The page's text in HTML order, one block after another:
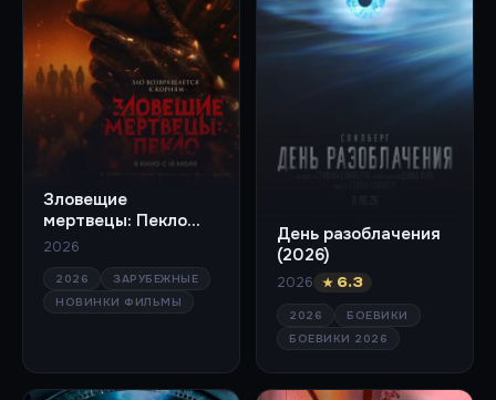
Зловещие
мертвецы: Пекло
(2026)
2026
2026
ЗАРУБЕЖНЫЕ
НОВИНКИ ФИЛЬМЫ
День разоблачения
(2026)
2026 ★ 6.3
2026
БОЕВИКИ
БОЕВИКИ 2026